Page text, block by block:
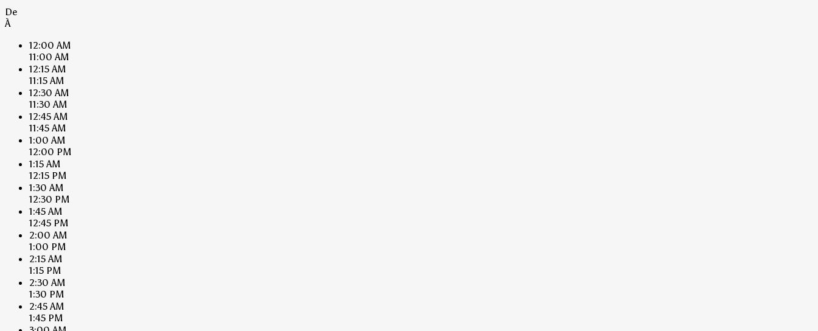
De
À
12:00 AM
11:00 AM
12:15 AM
11:15 AM
12:30 AM
11:30 AM
12:45 AM
11:45 AM
1:00 AM
12:00 PM
1:15 AM
12:15 PM
1:30 AM
12:30 PM
1:45 AM
12:45 PM
2:00 AM
1:00 PM
2:15 AM
1:15 PM
2:30 AM
1:30 PM
2:45 AM
1:45 PM